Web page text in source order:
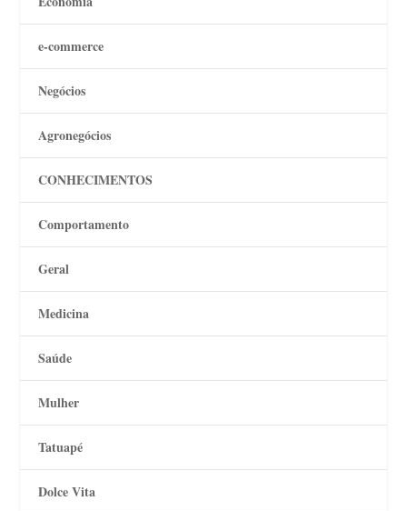
e-commerce
Negócios
Agronegócios
CONHECIMENTOS
Comportamento
Geral
Medicina
Saúde
Mulher
Tatuapé
Dolce Vita